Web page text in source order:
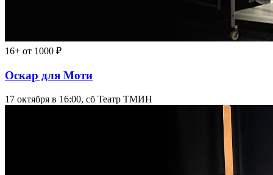
16+ от 1000 ₽
Оскар для Моти
17 октября в 16:00, сб Театр ТМИН